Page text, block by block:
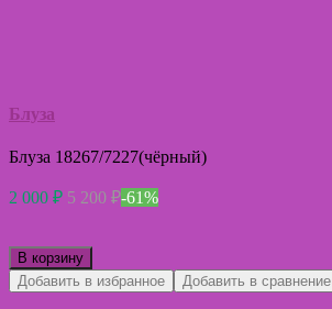
Блуза
Блуза 18267/7227(чёрный)
2 000 ₽ 5 200 ₽-61%
В корзину
Добавить в избранное
Добавить в сравнение